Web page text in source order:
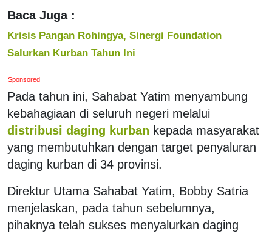
Baca Juga :
Krisis Pangan Rohingya, Sinergi Foundation
Salurkan Kurban Tahun Ini
Sponsored
Pada tahun ini, Sahabat Yatim menyambung
kebahagiaan di seluruh negeri melalui
distribusi daging kurban kepada masyarakat
yang membutuhkan dengan target penyaluran
daging kurban di 34 provinsi.
Direktur Utama Sahabat Yatim, Bobby Satria
menjelaskan, pada tahun sebelumnya,
pihaknya telah sukses menyalurkan daging